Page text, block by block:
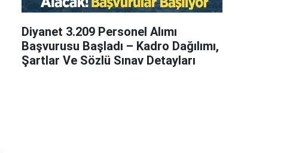
Diyanet 3.209 Personel Alımı
Başvurusu Başladı – Kadro Dağılımı,
Şartlar Ve Sözlü Sınav Detayları